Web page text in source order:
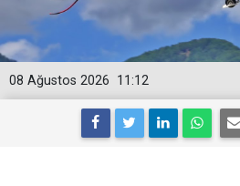
11:12
08 Ağustos 2026